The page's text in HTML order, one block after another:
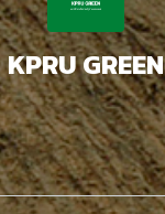
KPRU GREEN